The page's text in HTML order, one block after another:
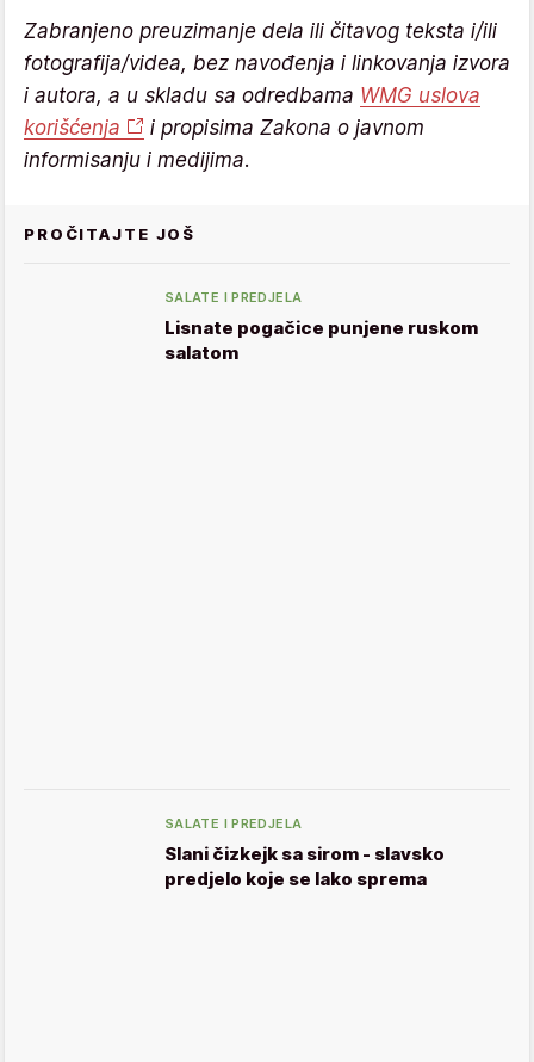
Zabranjeno preuzimanje dela ili čitavog teksta i/ili
fotografija/videa, bez navođenja i linkovanja izvora
i autora, a u skladu sa odredbama WMG uslova
korišćenja
i propisima Zakona o javnom
informisanju i medijima.
PROČITAJTE JOŠ
SALATE I PREDJELA
Lisnate pogačice punjene ruskom
salatom
SALATE I PREDJELA
Slani čizkejk sa sirom - slavsko
predjelo koje se lako sprema